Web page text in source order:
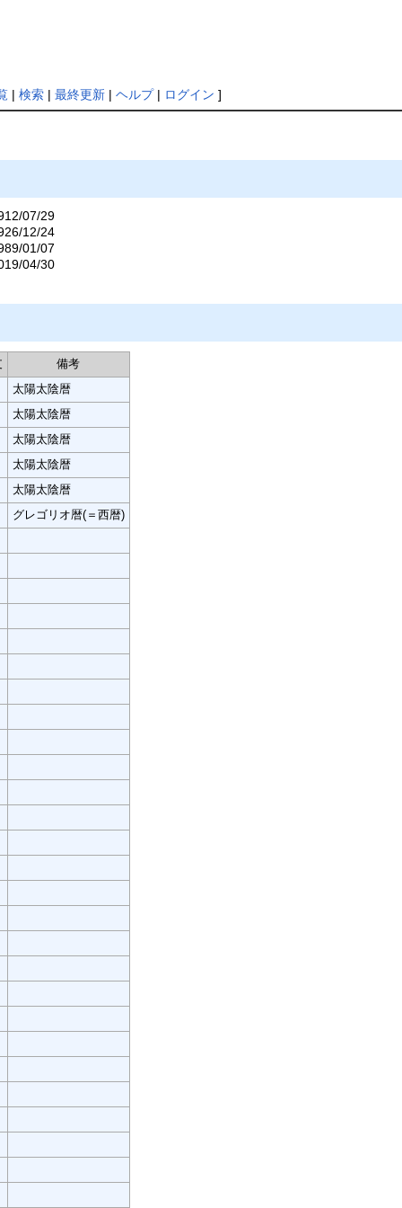
| 検索| 最終更新| ヘルプ| ログイン ]
07/29
12/24
01/07
04/30
備考
太陽太陰暦
太陽太陰暦
太陽太陰暦
太陽太陰暦
太陽太陰暦
グレゴリオ暦(＝西暦)